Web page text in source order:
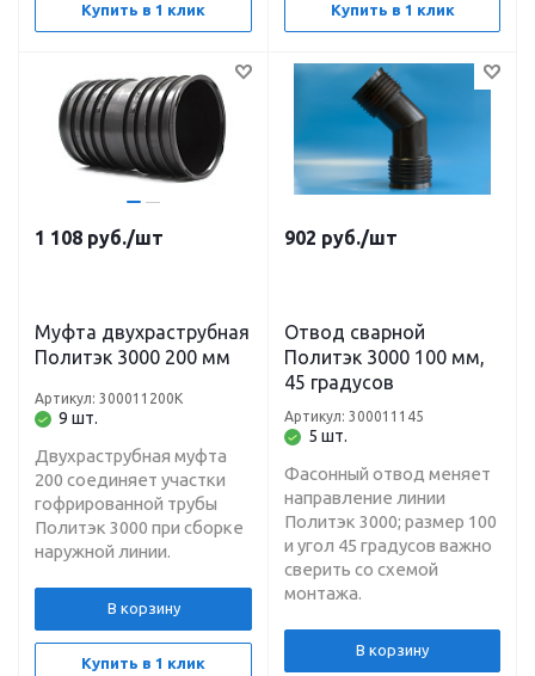
Купить в 1 клик Купить в 1 клик
1 108 руб./шт
Муфта двухраструбная
Политэк 3000 200 мм
9 шт.
Артикул: 300011200К
Двухраструбная муфта
200 соединяет участки
гофрированной трубы
Политэк 3000 при сборке
наружной линии.
В корзину
Купить в 1 клик
902 руб./шт
Отвод сварной
Политэк 3000 100 мм,
45 градусов
5 шт.
Артикул: 300011145
Фасонный отвод меняет
направление линии
Политэк 3000; размер 100
и угол 45 градусов важно
сверить со схемой
монтажа.
В корзину